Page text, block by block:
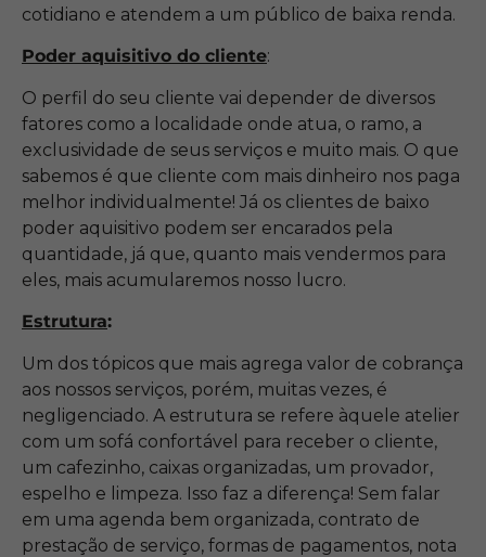
cotidiano e atendem a um público de baixa renda.
Poder aquisitivo do cliente:
O perfil do seu cliente vai depender de diversos
fatores como a localidade onde atua, o ramo, a
exclusividade de seus serviços e muito mais. O que
sabemos é que cliente com mais dinheiro nos paga
melhor individualmente! Já os clientes de baixo
poder aquisitivo podem ser encarados pela
quantidade, já que, quanto mais vendermos para
eles, mais acumularemos nosso lucro.
Estrutura:
Um dos tópicos que mais agrega valor de cobrança
aos nossos serviços, porém, muitas vezes, é
negligenciado. A estrutura se refere àquele atelier
com um sofá confortável para receber o cliente,
um cafezinho, caixas organizadas, um provador,
espelho e limpeza. Isso faz a diferença! Sem falar
em uma agenda bem organizada, contrato de
prestação de serviço, formas de pagamentos, nota